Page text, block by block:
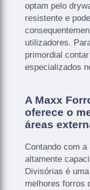
optam pelo
resistente e
utilizadores.
primordial
especializados
A Maxx
oferece o
áreas
Contando com
altamente
Divisórias é
melhores forros